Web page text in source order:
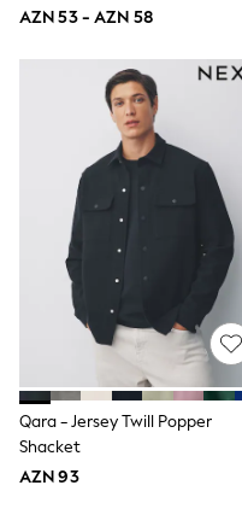
68-74cm
80-86cm
86-92cm
Boys
Girls
All Maternity
Cardigans &
Coats & Pramsuits
Dresses
Dungarees
Occasionwear
Sets & Outfits
Swimwear
Socks & Tights
Tops & T-Shirts
AZN 53 - AZN 58
Qara - Jersey Twill Popper
Shacket
AZN 93